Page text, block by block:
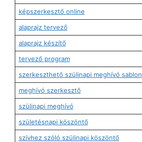
képszerkesztő online
alaprajz tervező
alaprajz készítő
tervező program
szerkeszthető szülinapi meghívó sablon
meghívó szerkesztő
szülinapi meghívó
születésnapi köszöntő
szívhez szóló szülinapi köszöntő